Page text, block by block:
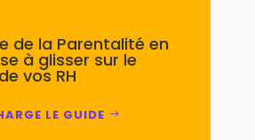
de la Parentalité en
à glisser sur le
vos RH
LE GUIDE